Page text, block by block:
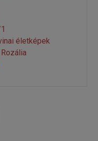
életképek
Rozália